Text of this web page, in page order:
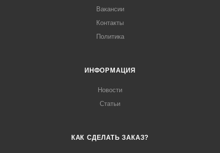
Вакансии
Контакты
Политика
ИНФОРМАЦИЯ
Новости
Статьи
КАК СДЕЛАТЬ ЗАКАЗ?